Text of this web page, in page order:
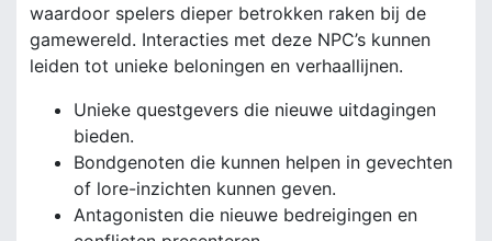
waardoor spelers dieper betrokken raken bij de
gamewereld. Interacties met deze NPC’s kunnen
leiden tot unieke beloningen en verhaallijnen.
Unieke questgevers die nieuwe uitdagingen
bieden.
Bondgenoten die kunnen helpen in gevechten
of lore-inzichten kunnen geven.
Antagonisten die nieuwe bedreigingen en